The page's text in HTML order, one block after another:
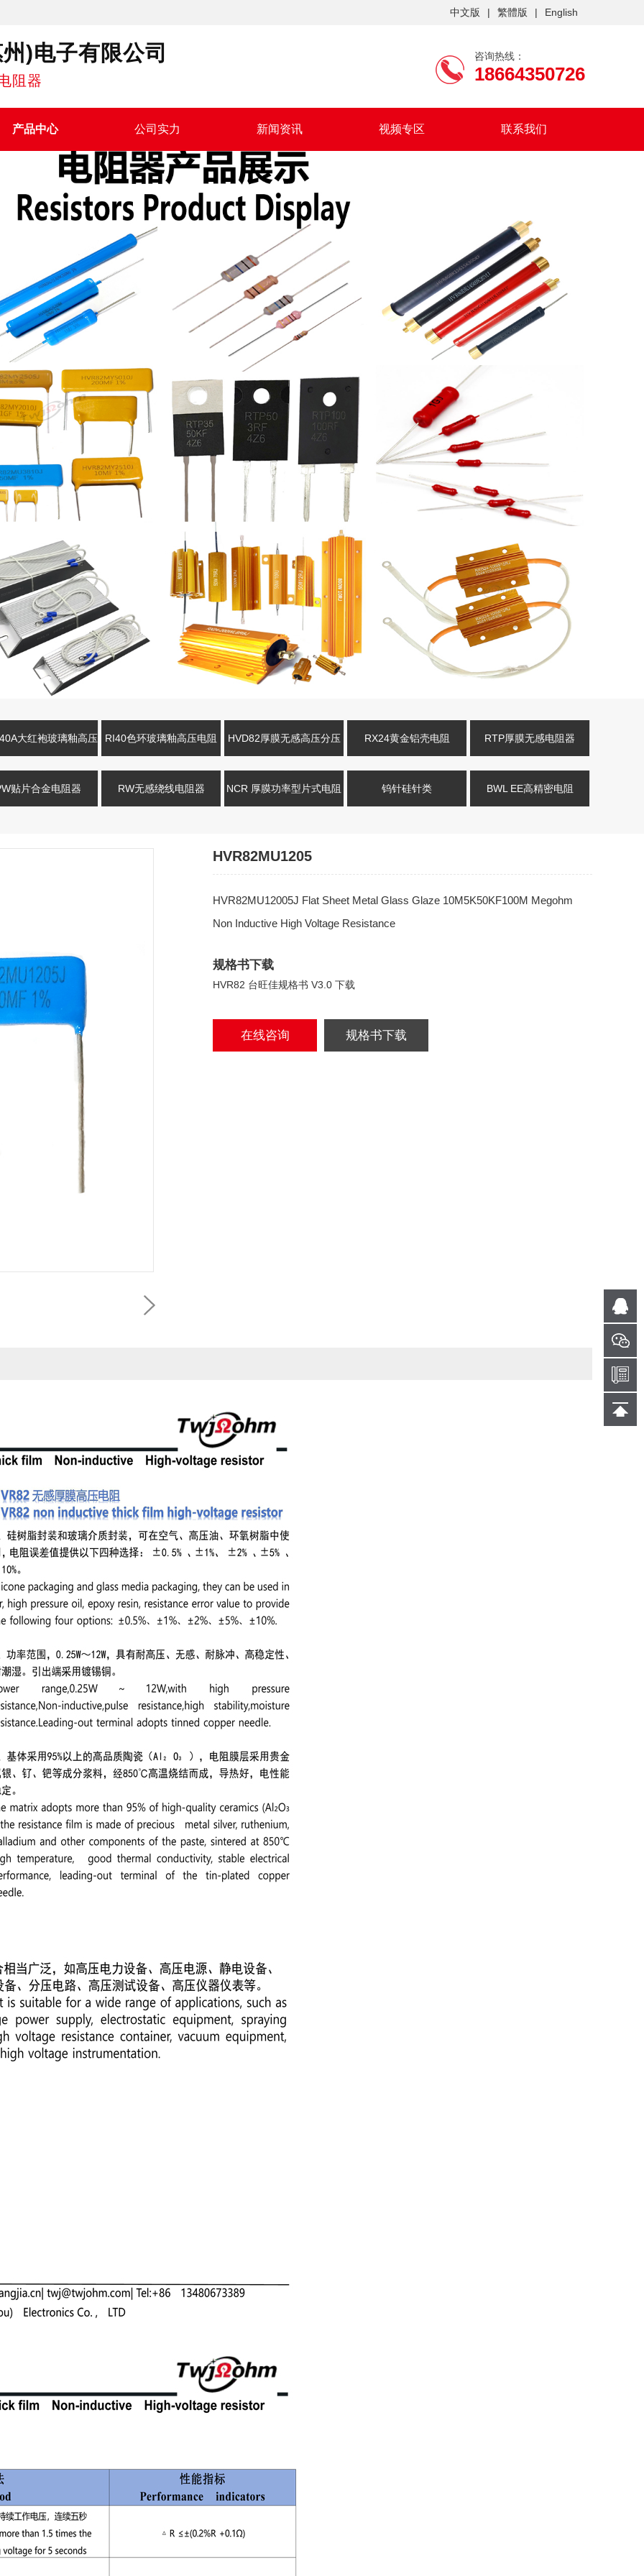
中文版 | 繁體版 | English
)电子有限公司
阻器
咨询热线：
18664350726
产品中心 公司实力 新闻资讯 视频专区 联系我们
大红袍玻璃釉高压
电阻
RI40色环玻璃釉高压电阻
器
HVD82厚膜无感高压分压
电阻
RX24黄金铝壳电阻 RTP厚膜无感电阻器
贴片合金电阻器 RW无感绕线电阻器 NCR 厚膜功率型片式电阻 钨针硅针类 BWL EE高精密电阻
HVR82MU1205
HVR82MU12005J Flat Sheet Metal Glass Glaze 10M5K50KF100M Megohm
Non Inductive High Voltage Resistance
规格书下载
HVR82 台旺佳规格书 V3.0 下载
在线咨询 规格书下载